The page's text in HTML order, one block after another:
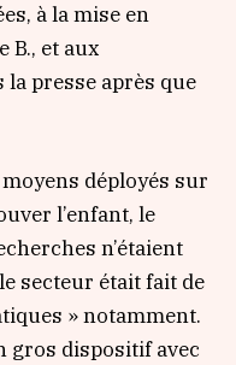
à la mise en
B., et aux
presse après que
déployés sur
l’enfant, le
n’étaient
secteur était fait de
»notamment.
gros dispositif avec